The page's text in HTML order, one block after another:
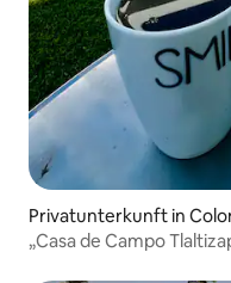
Privatunterkunft in
„Casa de Campo